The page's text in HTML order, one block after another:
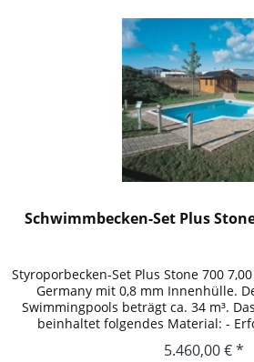
Schwimmbecken-Set Plus
Styroporbecken-Set Plus Stone 700
Germany mit 0,8 mm Innenhülle.
Swimmingpools beträgt ca. 34 m³.
beinhaltet folgendes Material: -
5.460,00 € *